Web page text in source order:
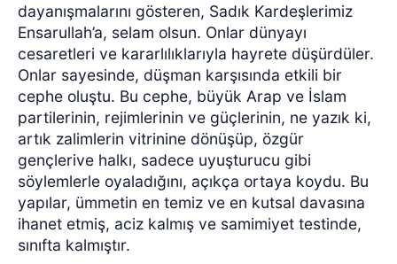
dayanışmalarını gösteren, Sadık Kardeşlerimiz
Ensarullah’a, selam olsun. Onlar dünyayı
cesaretleri ve kararlılıklarıyla hayrete düşürdüler.
Onlar sayesinde, düşman karşısında etkili bir
cephe oluştu. Bu cephe, büyük Arap ve İslam
partilerinin, rejimlerinin ve güçlerinin, ne yazık ki,
artık zalimlerin vitrinine dönüşüp, özgür
gençlerive halkı, sadece uyuşturucu gibi
söylemlerle oyaladığını, açıkça ortaya koydu. Bu
yapılar, ümmetin en temiz ve en kutsal davasına
ihanet etmiş, aciz kalmış ve samimiyet testinde,
sınıfta kalmıştır.